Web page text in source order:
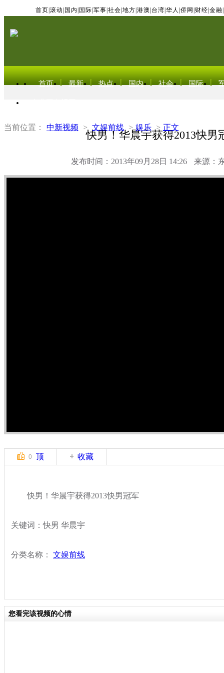
首页 滚动 国内 国际 军事 社会 地方 港澳 台湾 华人 侨网 财经 金融
首页 最新 热点 国内 社会 国际
当前位置： 中新视频 > 文娱前线 > 娱乐 > 正文
快男！华晨宇获得2013快男
发布时间：2013年09月28日 14:26 来源：
0 顶 收藏
快男！华晨宇获得2013快男冠军
关键词：快男 华晨宇
分类名称： 文娱前线
您看完该视频的心情